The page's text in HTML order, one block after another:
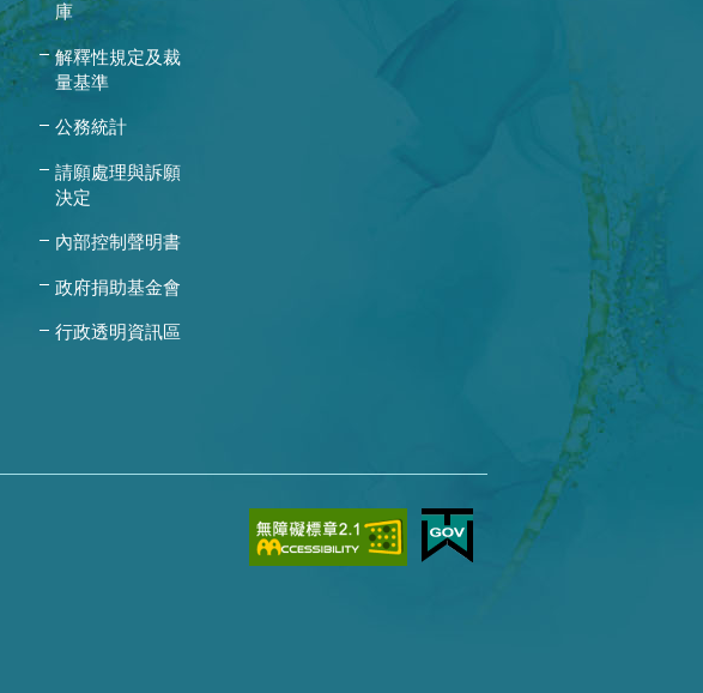
庫
解釋性規定及裁
量基準
公務統計
請願處理與訴願
決定
內部控制聲明書
政府捐助基金會
行政透明資訊區